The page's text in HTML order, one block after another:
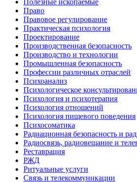
Полезные ископаемые
Право
Правовое регулирование
Практическая психология
Проектирование
Производственная безопасность
Производство и технологии
Промышленная безопасность
Профессии различных отраслей
Психоанализ
Психологическое
Психология и психотерапия
Психология отношений
Психология пищевого поведения
Психосоматика
Радиационная безопасность и
Радиосвязь, радиовещание и
Реставрация
РЖД
Ритуальные услуги
Связь и телекоммуникации